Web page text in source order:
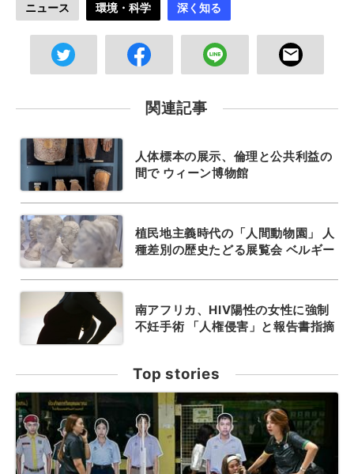
ニュース 環境・科学 深く知る
関連記事
人体標本の展示、倫理と公共利益の
間で ウィーン博物館
植民地主義時代の「人間動物園」 人
種差別の歴史たどる展覧会 ベルギー
南アフリカ、HIV陽性の女性に強制
不妊手術 「人権侵害」と報告書指摘
Top stories